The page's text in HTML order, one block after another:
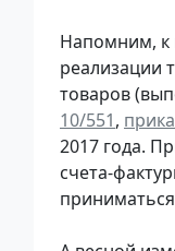
Напомним, к
реализации
товаров
10/551,
2017 года.
счета-